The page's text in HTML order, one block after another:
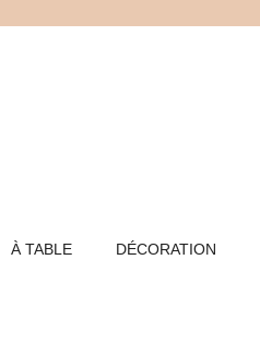
À TABLE DÉCORATION